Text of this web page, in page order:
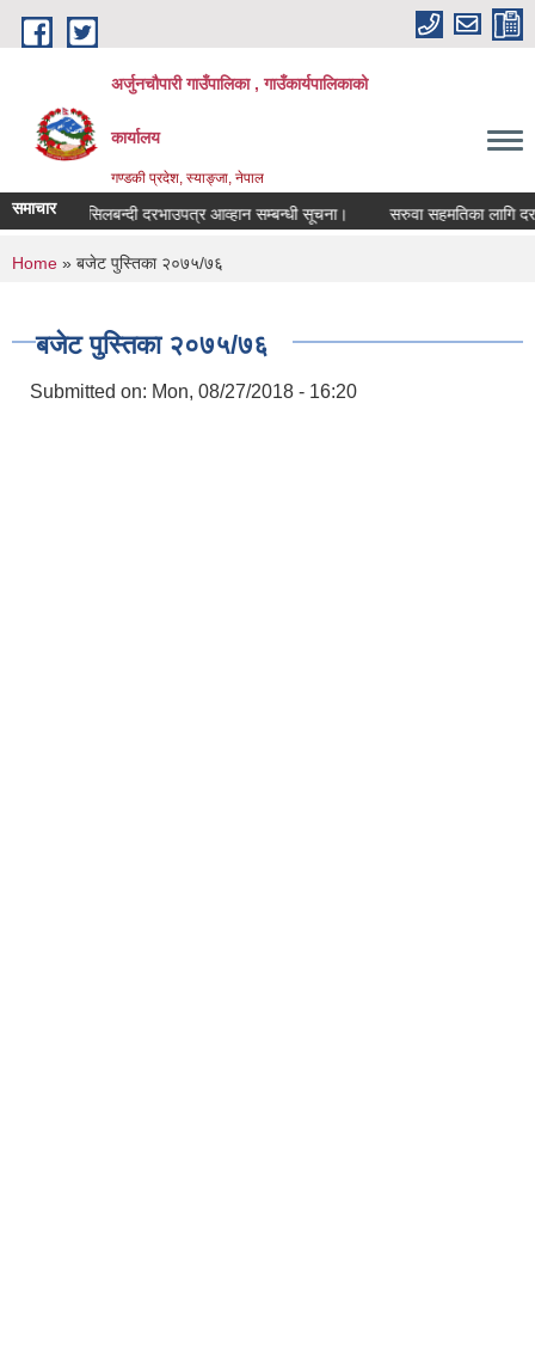
Skip to main content
अर्जुनचौपारी गाउँपालिका , गाउँकार्यपालिकाको
कार्यालय
गण्डकी प्रदेश, स्याङ्जा, नेपाल
समाचारसिलबन्दी दरभाउपत्र आव्हान सम्बन्धी सूचना। सरुवा सहमतिका लागि
You are here
Home » बजेट पुस्तिका २०७५/७६
बजेट पुस्तिका २०७५/७६
Submitted on: Mon, 08/27/2018 - 16:20